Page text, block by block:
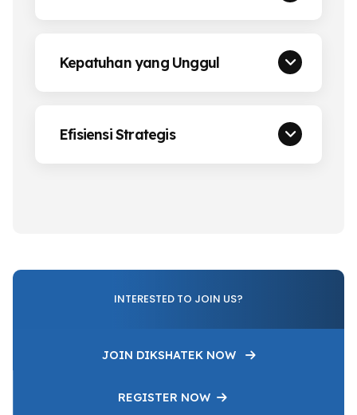
Kepatuhan yang Unggul
Efisiensi Strategis
INTERESTED TO JOIN US?
JOIN DIKSHATEK NOW
REGISTER NOW